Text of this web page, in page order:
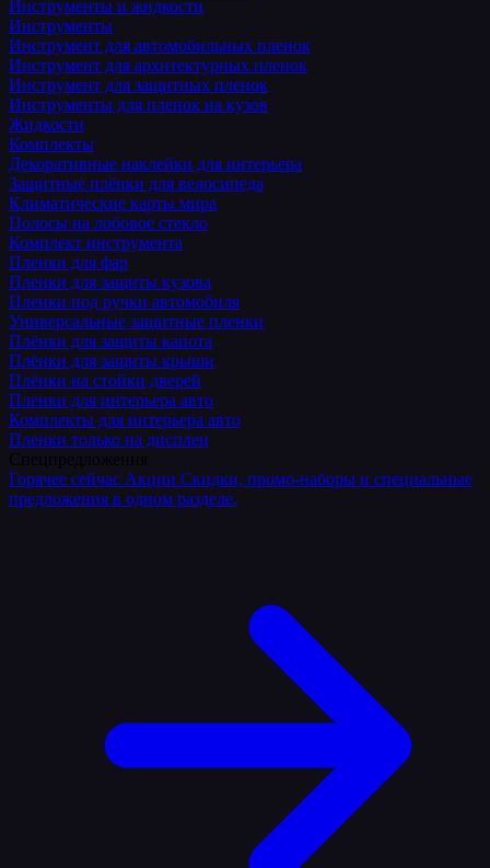
Инструменты и жидкости
Инструменты
Инструмент для автомобильных пленок
Инструмент для архитектурных пленок
Инструмент для защитных пленок
Инструменты для пленок на кузов
Жидкости
Комплекты
Декоративные наклейки для интерьера
Защитные плёнки для велосипеда
Климатические карты мира
Полосы на лобовое стекло
Комплект инструмента
Пленки для фар
Пленки для защиты кузова
Пленки под ручки автомобиля
Универсальные защитные пленки
Плёнки для защиты капота
Плёнки для защиты крыши
Плёнки на стойки дверей
Пленки для интерьера авто
Комплекты для интерьера авто
Пленки только на дисплеи
Горячее сейчас Акции Скидки, промо-наборы и специальные
предложения в одном разделе.